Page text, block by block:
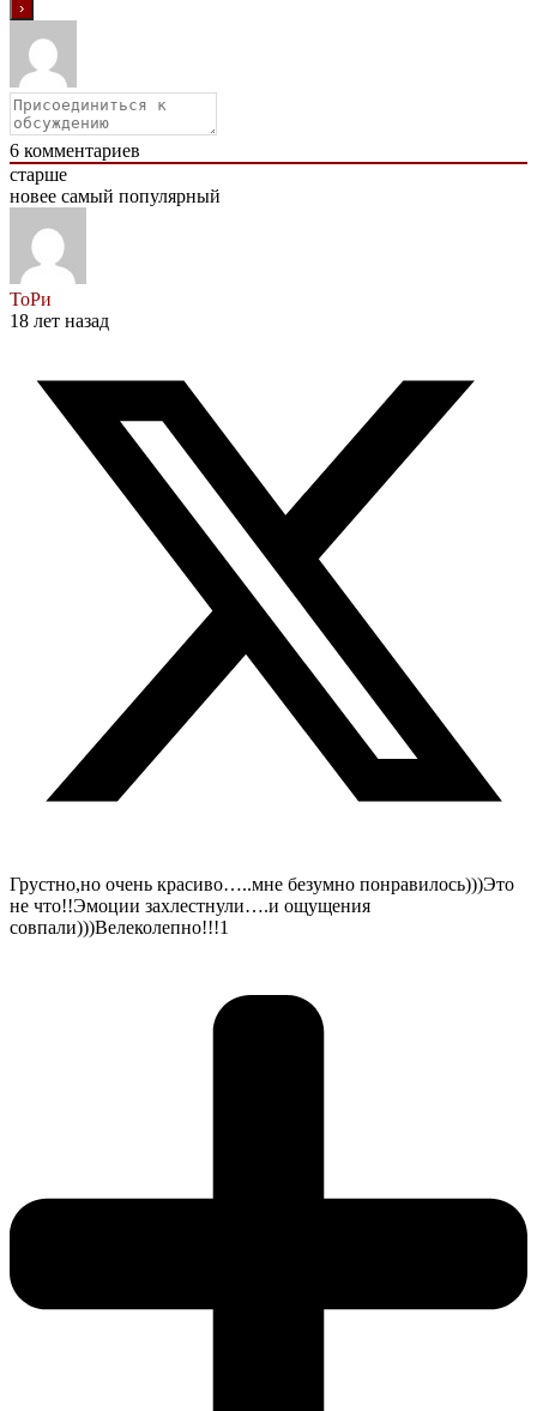
6 комментариев
старше
новее самый популярный
ТоРи
18 лет назад
Грустно,но очень красиво…..мне безумно понравилось)))Это
не что!!Эмоции захлестнули….и ощущения
совпали)))Велеколепно!!!1